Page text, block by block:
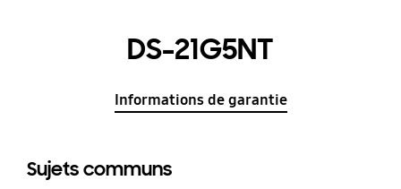
DS-21G5NT
Informations de garantie
Sujets communs